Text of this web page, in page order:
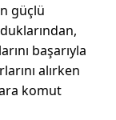
güçlü
başarıyla
alırken
komut